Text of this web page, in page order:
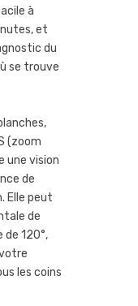
à
et
du
se trouve
(zoom
une vision
de
Elle peut
de
120°,
les coins